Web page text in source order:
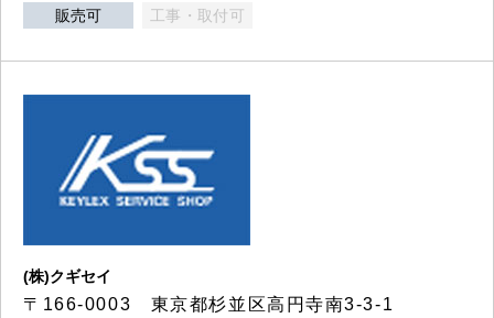
販売可 工事・取付可
(株)クギセイ
〒166-0003 東京都杉並区高円寺南3-3-1